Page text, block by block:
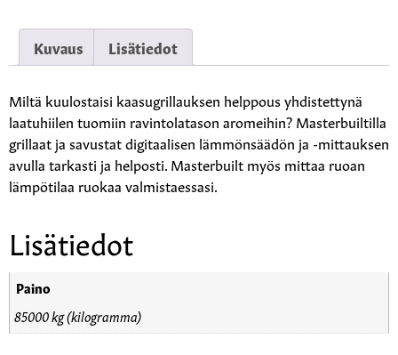
Kuvaus Lisätiedot
Miltä kuulostaisi kaasugrillauksen helppous yhdistettynä
laatuhiilen tuomiin ravintolatason aromeihin? Masterbuiltilla
grillaat ja savustat digitaalisen lämmönsäädön ja -mittauksen
avulla tarkasti ja helposti. Masterbuilt myös mittaa ruoan
lämpötilaa ruokaa valmistaessasi.
Lisätiedot
Paino
85000 kg (kilogramma)